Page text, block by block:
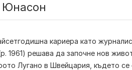
кариера като
1961) решава да започне нов
Лугано в Швейцария, където